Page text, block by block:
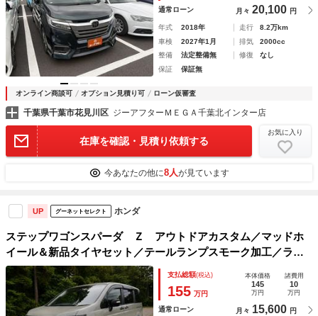
通常ローン 月々 20,100 円
年式 2018年 走行
8.2万km
車検
2027年1月 排気
2000cc
整備
法定整備無 修復
なし
保証
保証無
オンライン商談可 オプション見積り可 ローン仮審査
千葉県千葉市花見川区 ジーアフターＭＥＧＡ千葉北インター店
在庫を確認・見積り依頼する
お気に入り
今あなたの他に8人が見ています
UP グーネットセレクト ホンダ
ステップワゴンスパーダ Ｚ アウトドアカスタム／マッドホ
イール＆新品タイヤセット／テールランプスモーク加工／ラゲ
ッジフラット／ＥＴＣ／ドライブレコーダー／全塗装／インナ
ーブラックヘッドライト
支払総額(税込)
155 万円
本体価格
145
万円
諸費用
10
万円
通常ローン 月々 15,600 円